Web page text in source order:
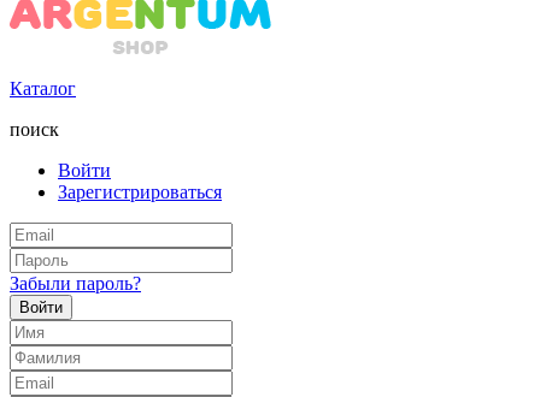
Каталог
поиск
Войти
Зарегистрироваться
Забыли пароль?
Войти